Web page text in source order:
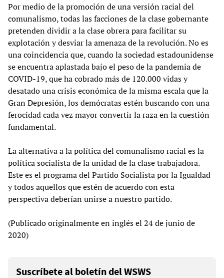
Por medio de la promoción de una versión racial del
comunalismo, todas las facciones de la clase gobernante
pretenden dividir a la clase obrera para facilitar su
explotación y desviar la amenaza de la revolución. No es
una coincidencia que, cuando la sociedad estadounidense
se encuentra aplastada bajo el peso de la pandemia de
COVID-19, que ha cobrado más de 120.000 vidas y
desatado una crisis económica de la misma escala que la
Gran Depresión, los demócratas estén buscando con una
ferocidad cada vez mayor convertir la raza en la cuestión
fundamental.
La alternativa a la política del comunalismo racial es la
política socialista de la unidad de la clase trabajadora.
Este es el programa del Partido Socialista por la Igualdad
y todos aquellos que estén de acuerdo con esta
perspectiva deberían unirse a nuestro partido.
(Publicado originalmente en inglés el 24 de junio de
2020)
Suscríbete al boletín del WSWS